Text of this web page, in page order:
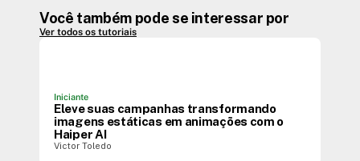
Você também pode se interessar por
Ver todos os tutoriais
Iniciante
Eleve suas campanhas transformando
imagens estáticas em animações com o
Haiper AI
Victor Toledo